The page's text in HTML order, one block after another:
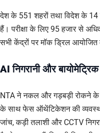
देश के 551 शहरों तथा विदेश के 14
हैं। परीक्षा के लिए 95 हजार से
सभी केंद्रों पर मॉक ड्रिल
AI निगरानी और
NTA ने नकल और गड़बड़ी रोकने के
के साथ फेस ऑथेंटिकेशन की व्यवस्था
जांच, कड़ी तलाशी और CCTV